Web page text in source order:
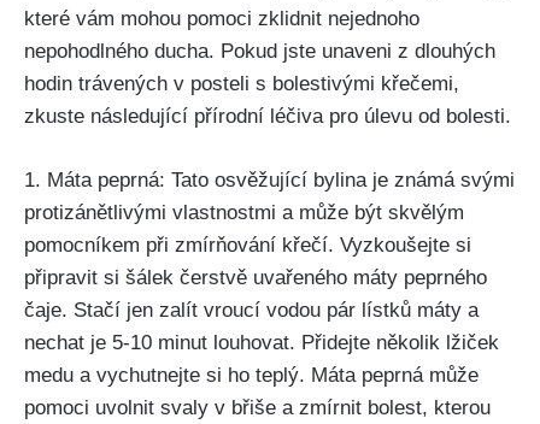
které vám mohou pomoci zklidnit nejednoho
nepohodlného ducha. Pokud jste unaveni z dlouhých
hodin⁣ trávených ​v posteli s bolestivými křečemi,
zkuste následující přírodní léčiva pro úlevu od bolesti.
1. Máta peprná: Tato⁣ osvěžující bylina je známá ‍svými
protizánětlivými vlastnostmi a může být skvělým
pomocníkem⁤ při zmírňování křečí. ‌Vyzkoušejte si
připravit si šálek čerstvě uvařeného máty peprného
čaje. ⁤Stačí jen zalít vroucí vodou pár⁣ lístků máty a
nechat je 5-10 minut louhovat. Přidejte několik ⁤lžiček
medu a vychutnejte si ho teplý. Máta peprná může
pomoci uvolnit ​svaly v břiše ⁤a zmírnit⁢ bolest,‌ kterou